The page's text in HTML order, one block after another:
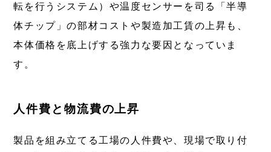
転を行うシステム）や温度センサーを司る「半導
体チップ」の部材コストや製造加工賃の上昇も、
本体価格を底上げする強力な要因となっていま
す。
人件費と物流費の上昇
製品を組み立てる工場の人件費や、現場で取り付